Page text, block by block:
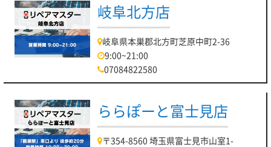
岐阜北方店
岐阜県本巣郡北方町芝原中町2-36
9:00~21:00
07084822580
ららぽーと富士見店
〒354-8560 埼玉県富士見市山室1-